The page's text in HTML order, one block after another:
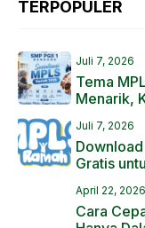
TERPOPULER
Juli 7, 2026
Tema
Menarik,
Juli 7, 2026
Gratis
April 22, 2026
Cara